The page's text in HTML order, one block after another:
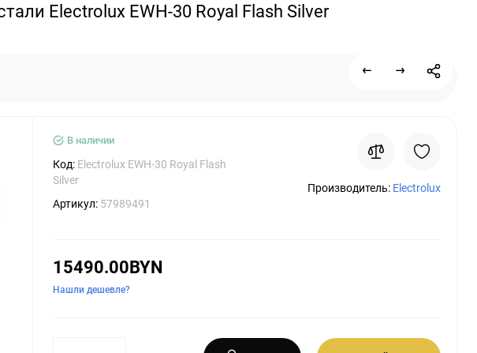
Electrolux EWH-30 Royal Flash Silver
В наличии
Код: Electrolux EWH-30 Royal Flash
Silver
Артикул: 57989491
Производитель: Electrolux
15490.00BYN
Нашли дешевле?